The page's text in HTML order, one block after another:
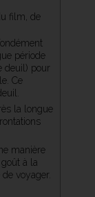
film, de
période
deuil) pour
Ce
la longue
manière
à la
voyager.